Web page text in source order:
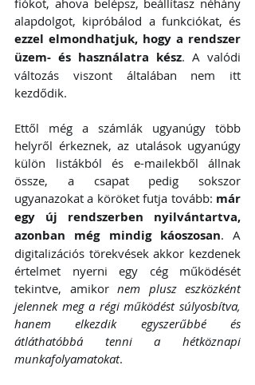
fiókot, ahova belépsz, beállítasz néhány
ezzel elmondhatjuk, hogy a rendszer
üzem- és használatra kész. A valódi
változás viszont általában nem itt
kezdődik.
Ettől még a számlák ugyanúgy több
helyről érkeznek, az utalások ugyanúgy
külön listákból és e-mailekből állnak
össze, a csapat pedig sokszor
ugyanazokat a köröket futja tovább: már
egy új rendszerben nyilvántartva,
azonban még mindig káoszosan. A
digitalizációs törekvések akkor kezdenek
értelmet nyerni egy cég működését
tekintve, amikor nem plusz eszközként
jelennek meg a régi működést súlyosbítva,
hanem elkezdik egyszerűbbé és
átláthatóbbá tenni a hétköznapi
munkafolyamatokat.